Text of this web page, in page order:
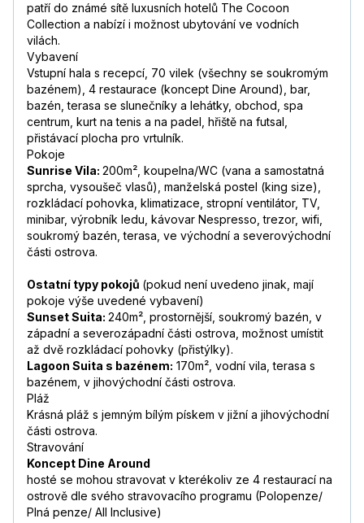
patří do známé sítě luxusních hotelů The Cocoon
Collection a nabízí i možnost ubytování ve vodních
vilách.
Vybavení
Vstupní hala s recepcí, 70 vilek (všechny se soukromým
bazénem), 4 restaurace (koncept Dine Around), bar,
bazén, terasa se slunečníky a lehátky, obchod, spa
centrum, kurt na tenis a na padel, hřiště na futsal,
přistávací plocha pro vrtulník.
Pokoje
Sunrise Vila: 200m², koupelna/WC (vana a samostatná
sprcha, vysoušeč vlasů), manželská postel (king size),
rozkládací pohovka, klimatizace, stropní ventilátor, TV,
minibar, výrobník ledu, kávovar Nespresso, trezor, wifi,
soukromý bazén, terasa, ve východní a severovýchodní
části ostrova.
Ostatní typy pokojů (pokud není uvedeno jinak, mají
pokoje výše uvedené vybavení)
Sunset Suita: 240m², prostornější, soukromý bazén, v
západní a severozápadní části ostrova, možnost umístit
až dvě rozkládací pohovky (přistýlky).
Lagoon Suita s bazénem: 170m², vodní vila, terasa s
bazénem, v jihovýchodní části ostrova.
Pláž
Krásná pláž s jemným bílým pískem v jižní a jihovýchodní
části ostrova.
Stravování
Koncept Dine Around
hosté se mohou stravovat v kterékoliv ze 4 restaurací na
ostrově dle svého stravovacího programu (Polopenze/
Plná penze/ All Inclusive)